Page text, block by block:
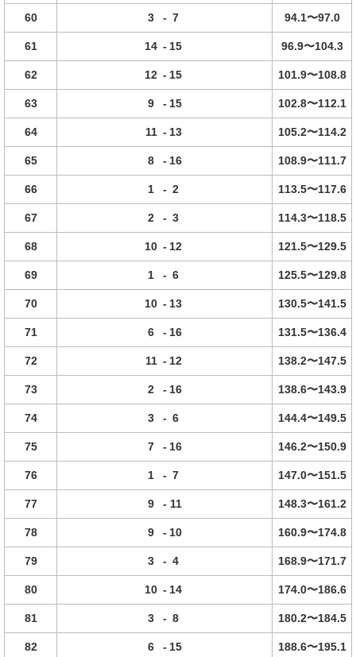
60 3 - 7 94.1〜97.0
61 14 - 15 96.9〜104.3
62 12 - 15 101.9〜108.8
63 9 - 15 102.8〜112.1
64 11 - 13 105.2〜114.2
65 8 - 16 108.9〜111.7
66 1 - 2 113.5〜117.6
67 2 - 3 114.3〜118.5
68 10 - 12 121.5〜129.5
69 1 - 6 125.5〜129.8
70 10 - 13 130.5〜141.5
71 6 - 16 131.5〜136.4
72 11 - 12 138.2〜147.5
73 2 - 16 138.6〜143.9
74 3 - 6 144.4〜149.5
75 7 - 16 146.2〜150.9
76 1 - 7 147.0〜151.5
77 9 - 11 148.3〜161.2
78 9 - 10 160.9〜174.8
79 3 - 4 168.9〜171.7
80 10 - 14 174.0〜186.6
81 3 - 8 180.2〜184.5
82 6 - 15 188.6〜195.1